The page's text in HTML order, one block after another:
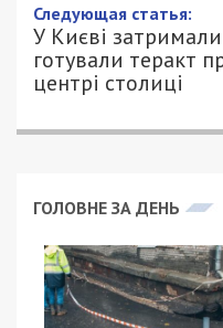
Следующая статья:
У Києві
готували теракт
центрі столиці
ГОЛОВНЕ ЗА ДЕНЬ